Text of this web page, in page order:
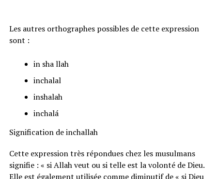
Les autres orthographes possibles de cette expression
sont :
in sha llah
inchalal
inshalah
inchalá
Signification de inchallah
Cette expression très répondues chez les musulmans
signifie : « si Allah veut ou si telle est la volonté de Dieu.
Elle est également utilisée comme diminutif de « si Dieu